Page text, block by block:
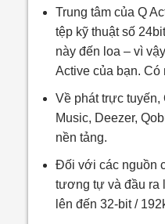
Trung tâm của Q
tệp kỹ thuật số
này đến loa – vì
Active của bạn.
Về phát trực tuyến,
Music, Deezer,
nền tảng.
Đối với các nguồn
tương tự và đầu ra
lên đến 32-bit /